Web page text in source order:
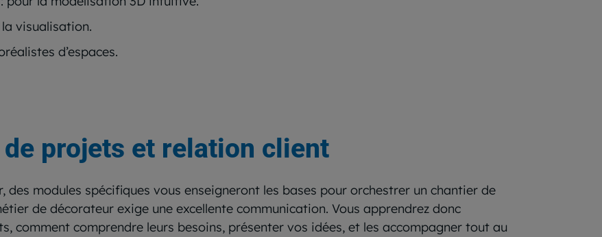
visualisation.
d’espaces.
projets et relation client
modules spécifiques vous enseigneront les bases pour orchestrer un chantier de
de décorateur exige une excellente communication. Vous apprendrez donc
comment comprendre leurs besoins, présenter vos idées, et les accompagner tout au